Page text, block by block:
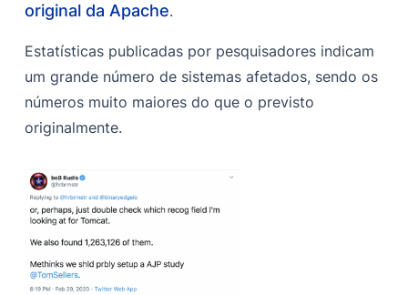
original da Apache.
Estatísticas publicadas por pesquisadores indicam
um grande número de sistemas afetados, sendo os
números muito maiores do que o previsto
originalmente.